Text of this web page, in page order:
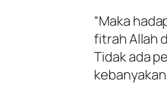
“Maka
fitrah Allah
Tidak ada